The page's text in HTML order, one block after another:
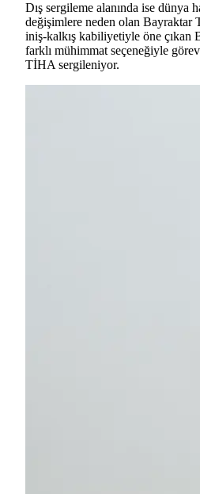
Dış sergileme alanında ise dünya
değişimlere neden olan Bayraktar
iniş-kalkış kabiliyetiyle öne çıkan
farklı mühimmat seçeneğiyle
TİHA sergileniyor.